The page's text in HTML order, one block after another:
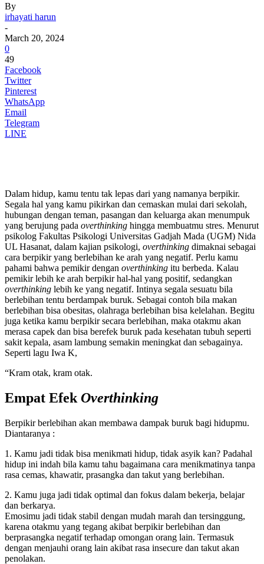
By
irhayati harun
-
March 20, 2024
0
49
Facebook
Twitter
Pinterest
WhatsApp
Email
Telegram
LINE
Dalam hidup, kamu tentu tak lepas dari yang namanya berpikir.
Segala hal yang kamu pikirkan dan cemaskan mulai dari sekolah,
hubungan dengan teman, pasangan dan keluarga akan menumpuk
yang berujung pada overthinking hingga membuatmu stres. Menurut
psikolog Fakultas Psikologi Universitas Gadjah Mada (UGM) Nida
UL Hasanat, dalam kajian psikologi, overthinking dimaknai sebagai
cara berpikir yang berlebihan ke arah yang negatif. Perlu kamu
pahami bahwa pemikir dengan overthinking itu berbeda. Kalau
pemikir lebih ke arah berpikir hal-hal yang positif, sedangkan
overthinking lebih ke yang negatif. Intinya segala sesuatu bila
berlebihan tentu berdampak buruk. Sebagai contoh bila makan
berlebihan bisa obesitas, olahraga berlebihan bisa kelelahan. Begitu
juga ketika kamu berpikir secara berlebihan, maka otakmu akan
merasa capek dan bisa berefek buruk pada kesehatan tubuh seperti
sakit kepala, asam lambung semakin meningkat dan sebagainya.
Seperti lagu Iwa K,
“Kram otak, kram otak.
Empat Efek Overthinking
Berpikir berlebihan akan membawa dampak buruk bagi hidupmu.
Diantaranya :
1. Kamu jadi tidak bisa menikmati hidup, tidak asyik kan? Padahal
hidup ini indah bila kamu tahu bagaimana cara menikmatinya tanpa
rasa cemas, khawatir, prasangka dan takut yang berlebihan.
2. Kamu juga jadi tidak optimal dan fokus dalam bekerja, belajar
dan berkarya.
Emosimu jadi tidak stabil dengan mudah marah dan tersinggung,
karena otakmu yang tegang akibat berpikir berlebihan dan
berprasangka negatif terhadap omongan orang lain. Termasuk
dengan menjauhi orang lain akibat rasa insecure dan takut akan
penolakan.